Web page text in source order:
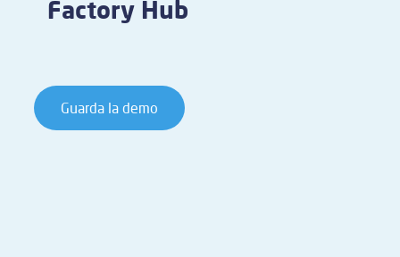
Factory Hub
Guarda la demo